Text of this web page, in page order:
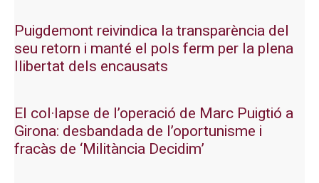
Puigdemont reivindica la transparència del
seu retorn i manté el pols ferm per la plena
llibertat dels encausats
El col·lapse de l’operació de Marc Puigtió a
Girona: desbandada de l’oportunisme i
fracàs de ‘Militància Decidim’